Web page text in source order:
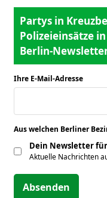
Partys in
Polizeieinsätze
Berlin-
Ihre E-Mail-Adresse
Aus welchen Berliner
Dein Newsletter
Aktuelle Nachrichten
Absenden